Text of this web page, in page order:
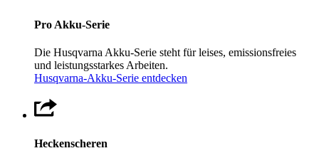
Pro Akku-Serie
Die Husqvarna Akku-Serie steht für leises, emissionsfreies
und leistungsstarkes Arbeiten.
Husqvarna-Akku-Serie entdecken
Heckenscheren